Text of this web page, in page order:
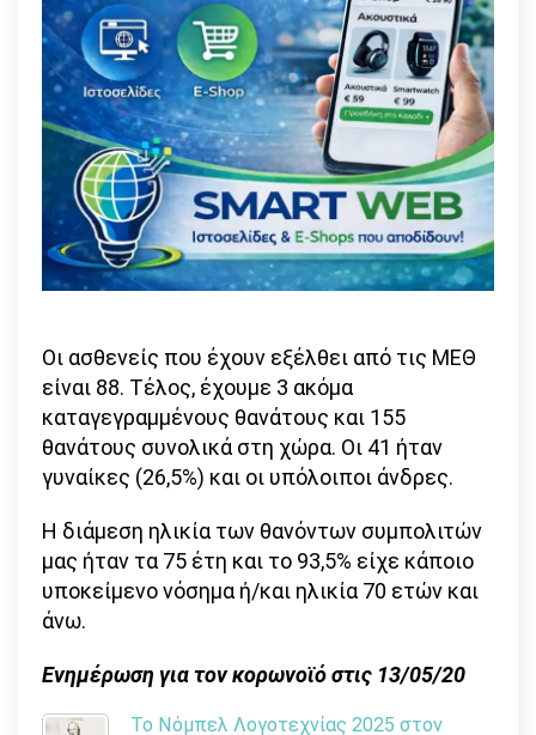
Οι ασθενείς που έχουν εξέλθει από τις ΜΕΘ
είναι 88. Τέλος, έχουμε 3 ακόμα
καταγεγραμμένους θανάτους και 155
θανάτους συνολικά στη χώρα. Οι 41 ήταν
γυναίκες (26,5%) και οι υπόλοιποι άνδρες.
Η διάμεση ηλικία των θανόντων συμπολιτών
μας ήταν τα 75 έτη και το 93,5% είχε κάποιο
υποκείμενο νόσημα ή/και ηλικία 70 ετών και
άνω.
Ενημέρωση για τον κορωνοϊό στις 13/05/20
Το Νόμπελ Λογοτεχνίας 2025 στον